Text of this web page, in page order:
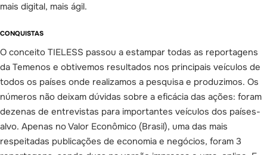
mais digital, mais ágil.
CONQUISTAS
O conceito TIELESS passou a estampar todas as reportagens
da Temenos e obtivemos resultados nos principais veículos de
todos os países onde realizamos a pesquisa e produzimos. Os
números não deixam dúvidas sobre a eficácia das ações: foram
dezenas de entrevistas para importantes veículos dos países-
alvo. Apenas no Valor Econômico (Brasil), uma das mais
respeitadas publicações de economia e negócios, foram 3